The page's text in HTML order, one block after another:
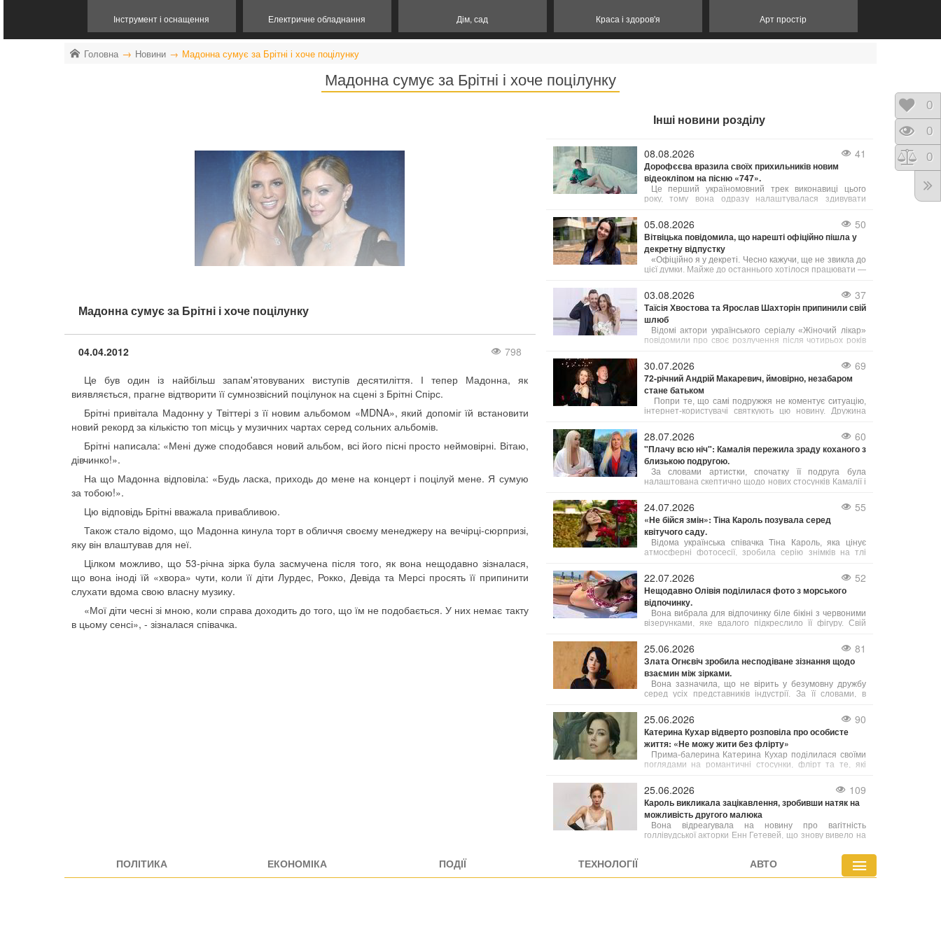
Інструмент і оснащення Електричне обладнання Дім, сад Краса і здоров'я Арт простір
Головна Новини Мадонна сумує за Брітні і хоче поцілунку
Мадонна сумує за Брітні і хоче поцілунку
Мадонна сумує за Брітні і хоче поцілунку
04.04.2012
798
Це був один із найбільш запам'ятовуваних виступів десятиліття. І тепер Мадонна, як
виявляється, прагне відтворити її сумнозвісний поцілунок на сцені з Брітні Спірс.
Брітні привітала Мадонну у Твіттері з її новим альбомом «MDNA», який допоміг їй встановити
новий рекорд за кількістю топ місць у музичних чартах серед сольних альбомів.
Брітні написала: «Мені дуже сподобався новий альбом, всі його пісні просто неймовірні. Вітаю,
дівчинко!».
На що Мадонна відповіла: «Будь ласка, приходь до мене на концерт і поцілуй мене. Я сумую
за тобою!».
Цю відповідь Брітні вважала привабливою.
Також стало відомо, що Мадонна кинула торт в обличчя своєму менеджеру на вечірці-сюрпризі,
яку він влаштував для неї.
Цілком можливо, що 53-річна зірка була засмучена після того, як вона нещодавно зізналася,
що вона іноді їй «хвора» чути, коли її діти Лурдес, Рокко, Девіда та Мерсі просять її припинити
слухати вдома свою власну музику.
«Мої діти чесні зі мною, коли справа доходить до того, що їм не подобається. У них немає такту
в цьому сенсі»‎, - зізналася співачка.
Інші новини розділу
08.08.2026 41
Дорофєєва вразила своїх прихильників новим
відеокліпом на пісню «747».
Це перший україномовний трек виконавиці цього
року, тому вона одразу налаштувалася здивувати
05.08.2026 50
Вітвіцька повідомила, що нарешті офіційно пішла у
декретну відпустку
«Офіційно я у декреті. Чесно кажучи, ще не звикла до
цієї думки. Майже до останнього хотілося працювати —
готуватися до випусків новин і займатися тим, що
люблю вже багато років», — поділилася Соломія.
03.08.2026 37
Таїсія Хвостова та Ярослав Шахторін припинили свій
шлюб
Відомі актори українського серіалу «Жіночий лікар»
повідомили про своє розлучення після чотирьох років
30.07.2026 69
72-річний Андрій Макаревич, ймовірно, незабаром
стане батьком
Попри те, що самі подружжя не коментує ситуацію,
інтернет-користувачі святкують цю новину. Дружина
чутками, вагітна, що означатиме п’яте дитя у родині
Андрія Макаревича.
28.07.2026 60
"Плачу всю ніч": Камалія пережила зраду коханого з
близькою подругою.
За словами артистки, спочатку її подруга була
налаштована скептично щодо нових стосунків Камалії і
цим чоловіком. Проте потім сама подруга звернулася
до нього за допомогою.
24.07.2026 55
«Не бійся змін»: Тіна Кароль позувала серед
квітучого саду.
Відома українська співачка Тіна Кароль, яка цінує
атмосферні фотосесії, зробила серію знімків на тлі
22.07.2026 52
Нещодавно Олівія поділилася фото з морського
відпочинку.
Вона вибрала для відпочинку біле бікіні з червоними
візерунками, яке вдалого підкреслило її фігуру. Свій
сонцезахисними окулярами від Celine, а волосся
залишила розпущеним.
25.06.2026 81
Злата Огнєвіч зробила несподіване зізнання щодо
взаємин між зірками.
Вона зазначила, що не вірить у безумовну дружбу
серед усіх представників індустрії. За її словами, в
підтримки та комунікації, але далеко не всі хороші
відносини можна назвати справжньою дружбою.
25.06.2026 90
Катерина Кухар відверто розповіла про особисте
життя: «Не можу жити без флірту»
Прима-балерина Катерина Кухар поділилася своїми
поглядами на романтичні стосунки, флірт та те, які
25.06.2026 109
Кароль викликала зацікавлення, зробивши натяк на
можливість другого малюка
Вона відреагувала на новину про вагітність
голлівудської акторки Енн Гетевей, що знову вивело на
ПОЛІТИКА ЕКОНОМІКА ПОДІЇ ТЕХНОЛОГІЇ АВТО
0
0
0